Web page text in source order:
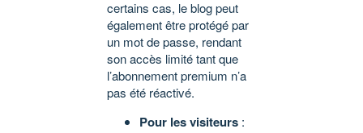
certains cas, le blog peut
également être protégé par
un mot de passe, rendant
son accès limité tant que
l’abonnement premium n’a
pas été réactivé.
Pour les visiteurs :